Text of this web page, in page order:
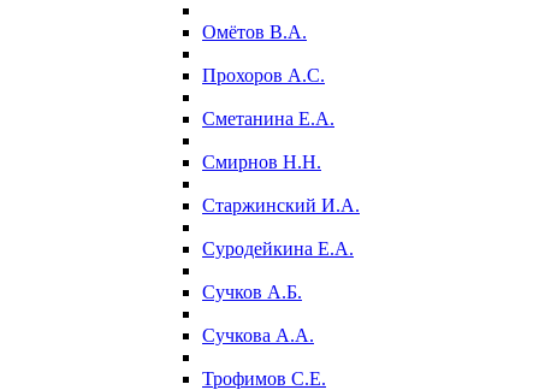
Омётов В.А.
Прохоров А.С.
Сметанина Е.А.
Смирнов Н.Н.
Старжинский И.А.
Суродейкина Е.А.
Сучков А.Б.
Сучкова А.А.
Трофимов С.Е.